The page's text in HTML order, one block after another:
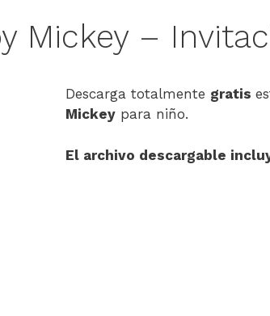
Mickey –
Descarga totalmente gratis
Mickey para niño.
El archivo descargable